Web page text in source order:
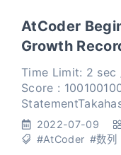
AtCoder
Growth
Time Limit: 2
Score : 100100100
when he was
we know the
2022-07-09
#AtCoder #数列